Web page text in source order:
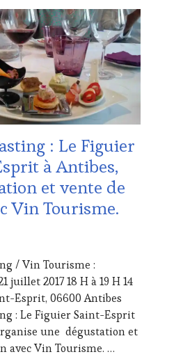
: Le Figuier
à Antibes,
et vente de
Vin Tourisme.
/ Vin Tourisme :
juillet 2017 18 H à 19 H 14
Esprit, 06600 Antibes
: Le Figuier Saint-Esprit
une dégustation et
avec Vin Tourisme. …